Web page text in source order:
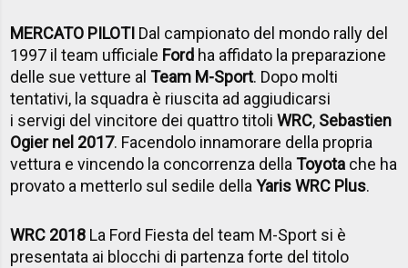
MERCATO PILOTI Dal campionato del mondo rally del
1997 il team ufficiale Ford ha affidato la preparazione
delle sue vetture alTeam M-Sport. Dopo molti
tentativi, la squadra è riuscita ad aggiudicarsi
i servigi del vincitore dei quattro titoliWRC, Sebastien
Ogier nel 2017. Facendolo innamorare della propria
vettura e vincendo la concorrenza dellaToyota che ha
provato a metterlo sul sedile dellaYaris WRC Plus.
WRC 2018 La Ford Fiesta del team M-Sport si è
presentata ai blocchi di partenza forte del titolo